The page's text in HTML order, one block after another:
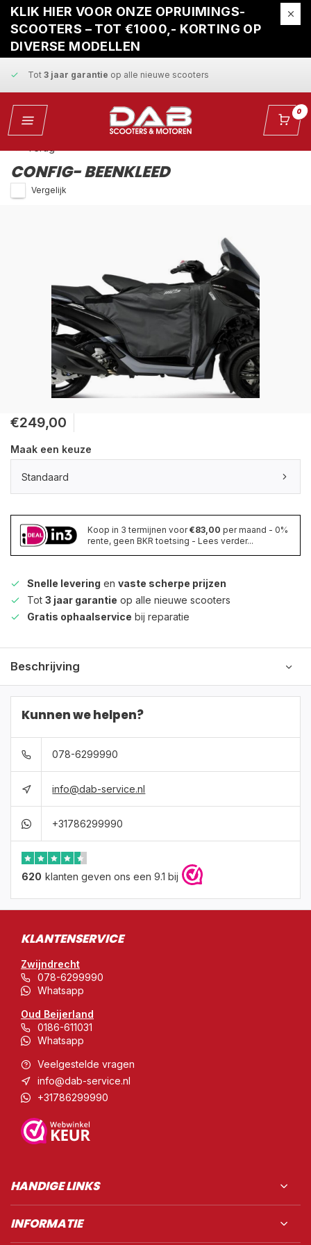
KLIK HIER VOOR ONZE OPRUIMINGS-
SCOOTERS – TOT €1000,- KORTING OP
DIVERSE MODELLEN
Gratis ophaalservicebij reparatie
Snelle leveringen vaste scherpe prijzen
Tot 3 jaar garantie op alle nieuwe scooters
Gratis ophaalservicebij reparatie 0
CONFIG- BEENKLEED
Vergelijk
€249,00
Maak een keuze
Standaard
Koop in 3 termijnen voor€83,00 per maand - 0%
rente, geen BKR toetsing - Lees verder...
Snelle levering en vaste scherpe prijzen
Tot 3 jaar garantie op alle nieuwe scooters
Gratis ophaalservice bij reparatie
Beschrijving
Kunnen we helpen?
078-6299990
info@dab-service.nl
+31786299990
620 klanten geven ons een 9.1 bij
KLANTENSERVICE
Zwijndrecht
078-6299990
Whatsapp
Oud Beijerland
0186-611031
Whatsapp
Veelgestelde vragen
info@dab-service.nl
+31786299990
HANDIGE LINKS
INFORMATIE